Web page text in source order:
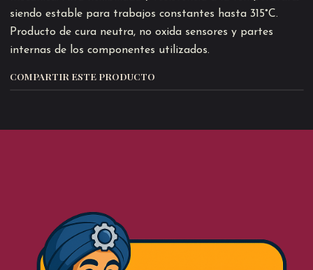
siendo estable para trabajos constantes hasta 315°C.
Producto de cura neutra, no oxida sensores y partes
internas de los componentes utilizados.
COMPARTIR ESTE PRODUCTO